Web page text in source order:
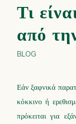
Τι
από
BLOG
Εάν ξαφνικά
κόκκινο ή
πρόκειται για